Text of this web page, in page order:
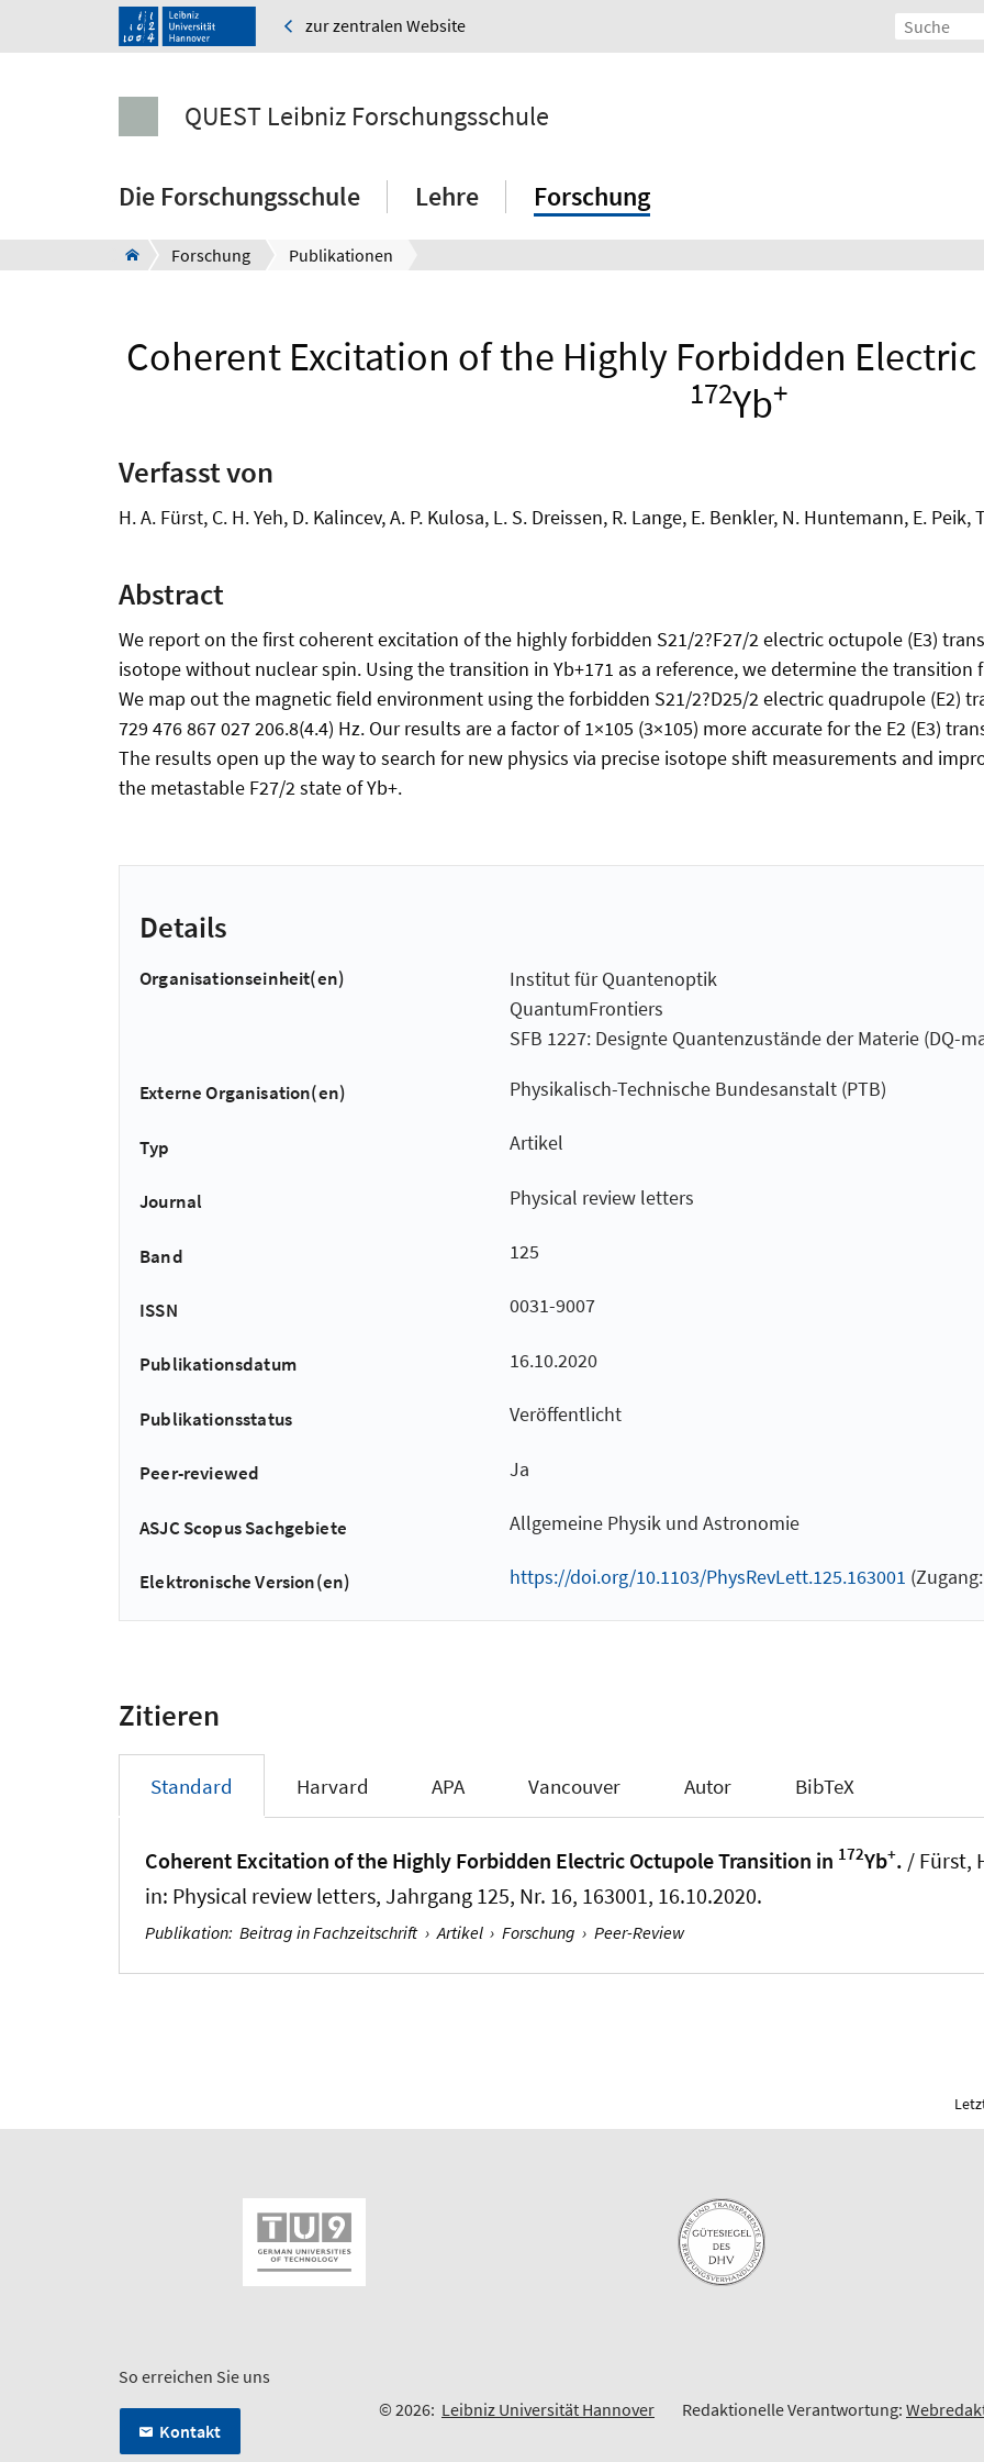
zur zentralen Website
QUEST Leibniz Forschungsschule
Die Forschungsschule Lehre Forschung
Forschung Publikationen
Coherent Excitation of the Highly Forbidden
172Yb+
Verfasst von
H. A. Fürst, C. H. Yeh, D. Kalincev, A. P. Kulosa, L. S. Dreissen, R. Lange, E. Benkler, N. Huntemann, E. Peik,
Abstract
We report on the first coherent excitation of the highly forbidden S21/2?F27/2 electric octupole (E3)
isotope without nuclear spin. Using the transition in Yb+171 as a reference, we determine the transition
We map out the magnetic field environment using the forbidden S21/2?D25/2 electric quadrupole (E2)
729 476 867 027 206.8(4.4) Hz. Our results are a factor of 1×105 (3×105) more accurate for the E2 (E3)
The results open up the way to search for new physics via precise isotope shift measurements and
the metastable F27/2 state of Yb+.
Details
Organisationseinheit(en)
Institut für Quantenoptik
QuantumFrontiers
SFB 1227: Designte Quantenzustände der Materie (DQ-
Externe Organisation(en) Physikalisch-Technische Bundesanstalt (PTB)
Typ Artikel
Journal Physical review letters
Band 125
ISSN 0031-9007
Publikationsdatum 16.10.2020
Publikationsstatus Veröffentlicht
Peer-reviewed Ja
ASJC Scopus Sachgebiete Allgemeine Physik und Astronomie
Elektronische Version(en) https://doi.org/10.1103/PhysRevLett.125.163001
Zitieren
Standard Harvard APA Vancouver Autor BibTeX
Coherent Excitation of the Highly Forbidden Electric Octupole Transition in 172Yb+. / Fürst,
in: Physical review letters, Jahrgang 125, Nr. 16, 163001, 16.10.2020.
Publikation: Beitrag in Fachzeitschrift › Artikel › Forschung › Peer-Review
So erreichen Sie uns
Kontakt
© 2026: Leibniz Universität Hannover Redaktionelle Verantwortung: